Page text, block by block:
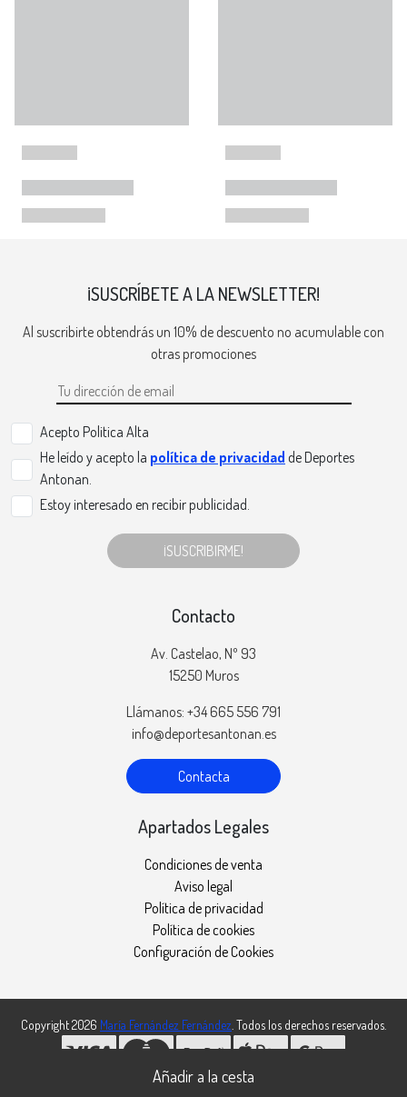
¡SUSCRÍBETE A LA NEWSLETTER!
Al suscribirte obtendrás un 10% de descuento no acumulable con
otras promociones
Acepto Politica Alta
He leído y acepto la política de privacidad de Deportes
Antonan.
Estoy interesado en recibir publicidad.
¡SUSCRIBIRME!
Contacto
Av. Castelao, Nº 93
15250 Muros
Llámanos: +34 665 556 791
info@deportesantonan.es
Contacta
Apartados Legales
Condiciones de venta
Aviso legal
Política de privacidad
Política de cookies
Configuración de Cookies
Copyright 2026 María Fernández Fernández . Todos los derechos reservados.
Desarrollado por MEIGASOFT. Tecnología